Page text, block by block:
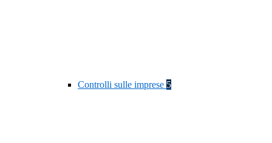
Controlli sulle imprese 5